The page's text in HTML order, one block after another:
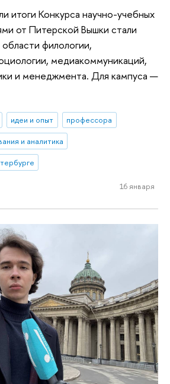
Конкурса научно-учебных
от Питерской Вышки стали
филологии,
медиакоммуникаций,
и менеджмента. Для кампуса —
идеи и опыт
профессора
и аналитика
16 января